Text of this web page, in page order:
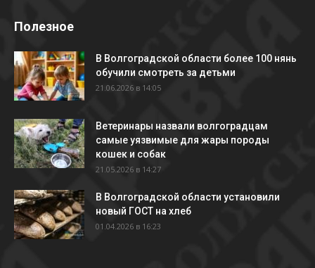
Полезное
В Волгоградской области более 100 нянь
обучили смотреть за детьми
21.06.2026 в 14:05
Ветеринары назвали волгоградцам
самые уязвимые для жары породы
кошек и собак
21.05.2026 в 14:27
В Волгоградской области установили
новый ГОСТ на хлеб
01.04.2026 в 16:23